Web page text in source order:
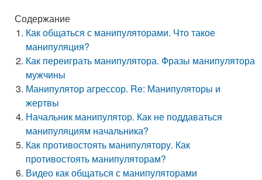
Содержание
Как общаться с манипуляторами. Что такое
манипуляция?
Как переиграть манипулятора. Фразы манипулятора
мужчины
Манипулятор агрессор. Re: Манипуляторы и
жертвы
Начальник манипулятор. Как не поддаваться
манипуляциям начальника?
Как противостоять манипулятору. Как
противостоять манипуляторам?
Видео как общаться с манипуляторами